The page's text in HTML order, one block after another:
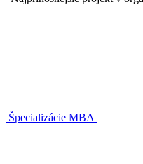
Špecializácie MBA